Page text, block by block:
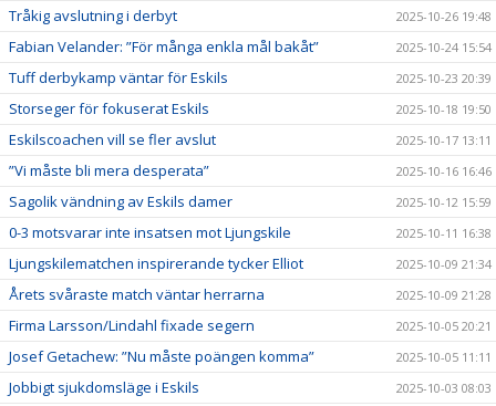
Tråkig avslutning i derbyt 2025-10-26 19:48
Fabian Velander: ”För många enkla mål bakåt” 2025-10-24 15:54
Tuff derbykamp väntar för Eskils 2025-10-23 20:39
Storseger för fokuserat Eskils 2025-10-18 19:50
Eskilscoachen vill se fler avslut 2025-10-17 13:11
”Vi måste bli mera desperata” 2025-10-16 16:46
Sagolik vändning av Eskils damer 2025-10-12 15:59
0-3 motsvarar inte insatsen mot Ljungskile 2025-10-11 16:38
Ljungskilematchen inspirerande tycker Elliot 2025-10-09 21:34
Årets svåraste match väntar herrarna 2025-10-09 21:28
Firma Larsson/Lindahl fixade segern 2025-10-05 20:21
Josef Getachew: ”Nu måste poängen komma” 2025-10-05 11:11
Jobbigt sjukdomsläge i Eskils 2025-10-03 08:03